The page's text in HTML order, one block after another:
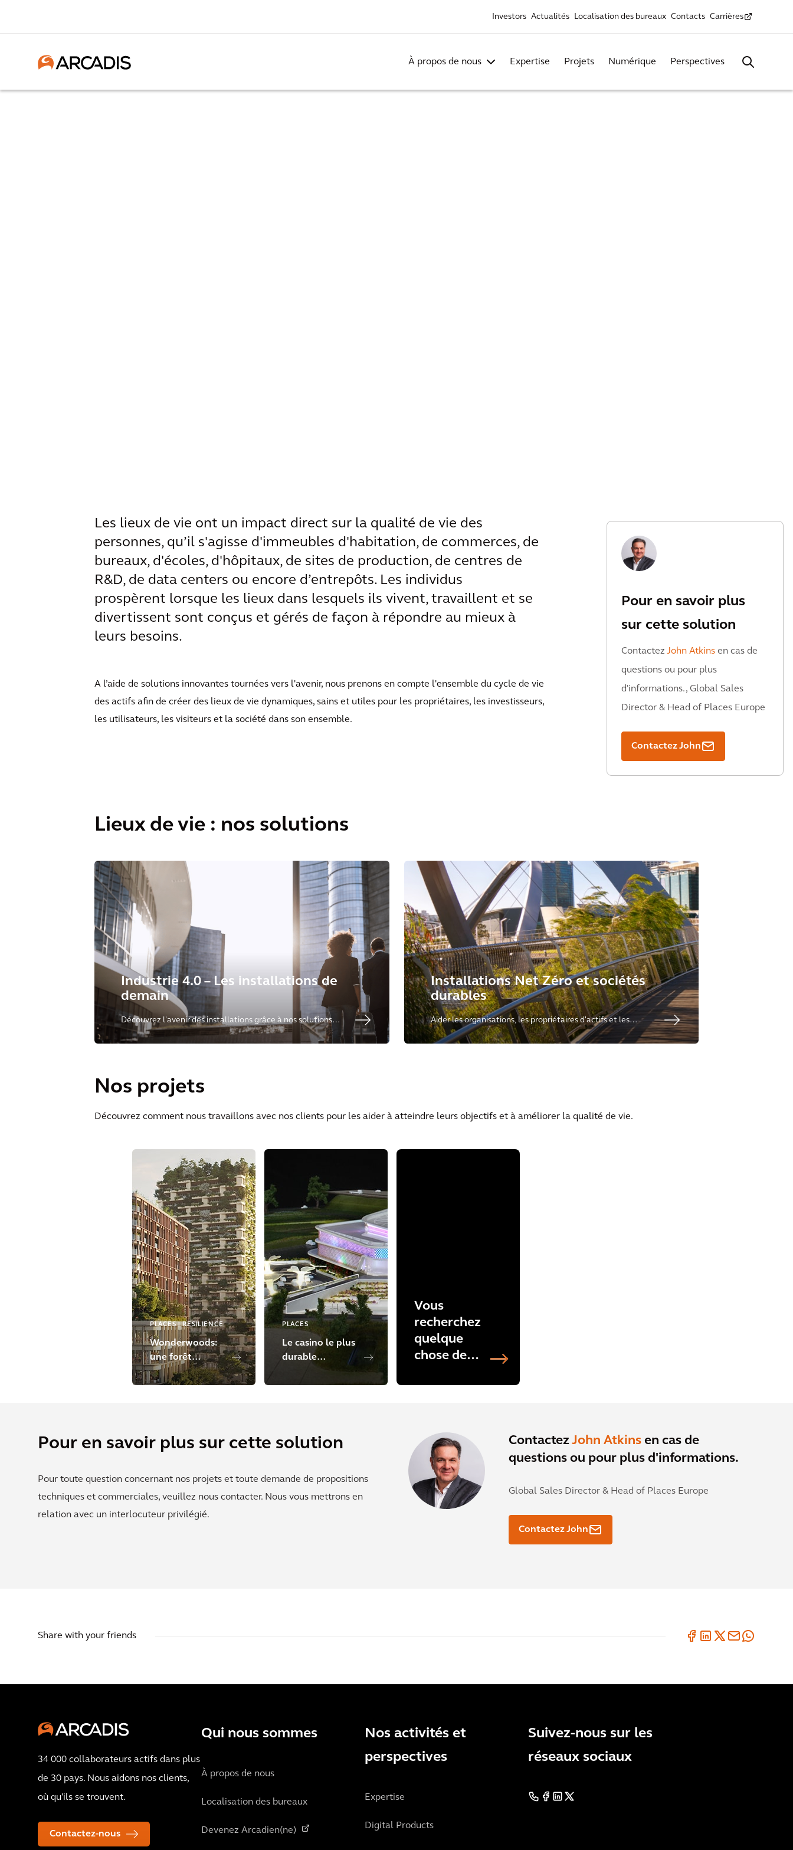
Investors Actualités Localisation des bureaux Contacts Carrières
À propos de nous Expertise Projets Numérique Perspectives
Les lieux de vie ont un impact direct sur la qualité de vie des
personnes, qu’il s'agisse d'immeubles d'habitation, de commerces, de
bureaux, d'écoles, d'hôpitaux, de sites de production, de centres de
R&D, de data centers ou encore d’entrepôts. Les individus
prospèrent lorsque les lieux dans lesquels ils vivent, travaillent et se
divertissent sont conçus et gérés de façon à répondre au mieux à
leurs besoins.
A l’aide de solutions innovantes tournées vers l'avenir, nous prenons en compte l'ensemble du cycle de vie
des actifs afin de créer des lieux de vie dynamiques, sains et utiles pour les propriétaires, les investisseurs,
les utilisateurs, les visiteurs et la société dans son ensemble.
Pour en savoir plus
sur cette solution
Contactez John Atkins en cas de
questions ou pour plus
d'informations., Global Sales
Director & Head of Places Europe
Contactez John
Lieux de vie : nos solutions
Industrie 4.0 – Les installations de
demain
Découvrez l'avenir des installations grâce à nos solutions
innovantes. Nos experts conçoivent des espaces de premier
Installations Net Zéro et sociétés
durables
Aider les organisations, les propriétaires d'actifs et les
société à atteindre leurs objectifs de neutralité carbone.
Nos projets
Découvrez comment nous travaillons avec nos clients pour les aider à atteindre leurs objectifs et à améliorer la qualité de vie.
PLACES | RESILIENCE
Wonderwoods:
une forêt
verticale prend
vie dans la ville
PLACES
Le casino le plus
durable
Vous
recherchez
quelque
chose de
spécifique ?
projets dès
maintenant.
Pour en savoir plus sur cette solution
Pour toute question concernant nos projets et toute demande de propositions
techniques et commerciales, veuillez nous contacter. Nous vous mettrons en
relation avec un interlocuteur privilégié.
Contactez John Atkins en cas de
questions ou pour plus d'informations.
Global Sales Director & Head of Places Europe
Contactez John
Share with your friends
34 000 collaborateurs actifs dans plus
de 30 pays. Nous aidons nos clients,
où qu'ils se trouvent.
Contactez-nous
Qui nous sommes
À propos de nous
Localisation des bureaux
Devenez Arcadien(ne)
Nos activités et
perspectives
Expertise
Digital Products
Suivez-nous sur les
réseaux sociaux